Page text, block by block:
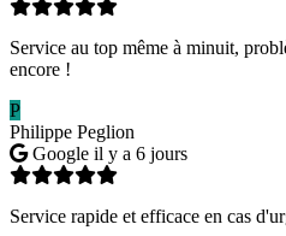
Service au top même à minuit,
encore !
P
Philippe Peglion
Google il y a 6 jours
Service rapide et efficace en cas